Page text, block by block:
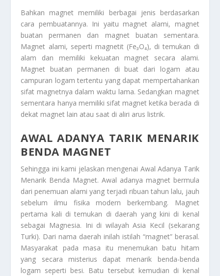
Bahkan magnet memiliki berbagai jenis berdasarkan
cara pembuatannya. Ini yaitu magnet alami, magnet
buatan permanen dan magnet buatan sementara.
Magnet alami, seperti magnetit (Fe₃O₄), di temukan di
alam dan memiliki kekuatan magnet secara alami.
Magnet buatan permanen di buat dari logam atau
campuran logam tertentu yang dapat mempertahankan
sifat magnetnya dalam waktu lama. Sedangkan magnet
sementara hanya memiliki sifat magnet ketika berada di
dekat magnet lain atau saat di aliri arus listrik.
AWAL ADANYA TARIK MENARIK
BENDA MAGNET
Sehingga ini kami jelaskan mengenai Awal Adanya Tarik
Menarik Benda Magnet. Awal adanya magnet bermula
dari penemuan alami yang terjadi ribuan tahun lalu, jauh
sebelum ilmu fisika modern berkembang. Magnet
pertama kali di temukan di daerah yang kini di kenal
sebagai Magnesia. Ini di wilayah Asia Kecil (sekarang
Turki). Dari nama daerah inilah istilah “magnet” berasal.
Masyarakat pada masa itu menemukan batu hitam
yang secara misterius dapat menarik benda-benda
logam seperti besi. Batu tersebut kemudian di kenal